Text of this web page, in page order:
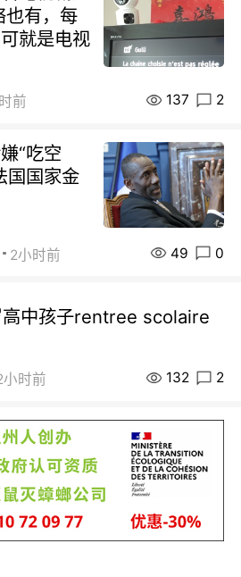
也有，每
就是电视
前 137 2
“吃空
国国家金
2小时前 49 0
高中孩子rentree scolaire
小时前 132 2